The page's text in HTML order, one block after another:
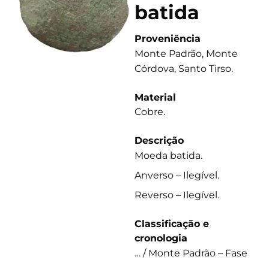
batida
Proveniência
Monte Padrão, Monte
Córdova, Santo Tirso.
Material
Cobre.
Descrição
Moeda batida.
Anverso – Ilegível.
Reverso – Ilegível.
Classificação e
cronologia
… / Monte Padrão – Fase